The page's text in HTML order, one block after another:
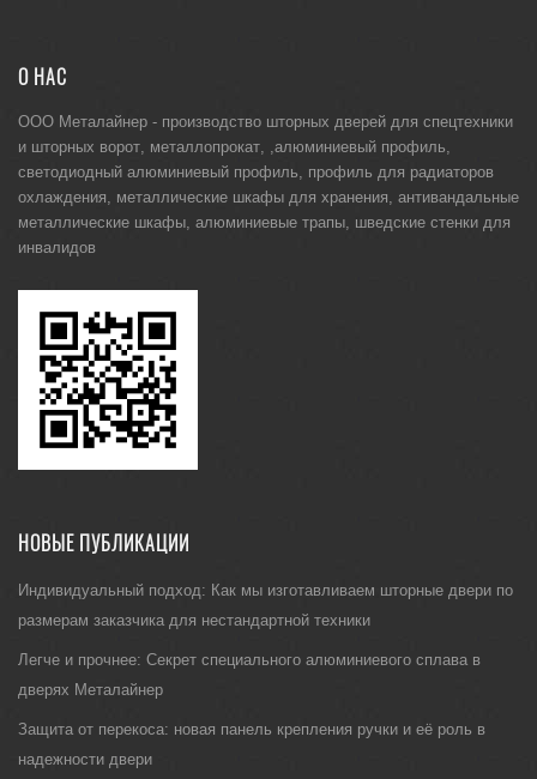
О НАС
ООО Металайнер - производство шторных дверей для спецтехники
и шторных ворот металлопрокат алюминиевый профиль
светодиодный алюминиевый профиль
профиль для радиаторов
охлаждения
металлические шкафы для хранения антивандальные
металлические шкафы алюминиевые трапы шведские стенки для
инвалидов
НОВЫЕ ПУБЛИКАЦИИ
Индивидуальный подход: Как мы изготавливаем шторные двери по
размерам заказчика для нестандартной техники
Легче и прочнее: Секрет специального алюминиевого сплава в
дверях Металайнер
Защита от перекоса: новая панель крепления ручки и её роль в
надежности двери